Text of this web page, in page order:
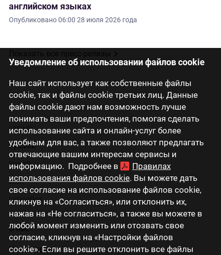
Уведомление об использовании файлов cookie
Наш сайт использует как собственные файлы
cookie, так и файлы cookie третьих лиц. Данные
файлы cookie дают нам возможность лучше
понимать ваши предпочтения, помогая сделать
использование сайта и онлайн-услуг более
удобным для вас, а также позволяют предлагать
отвечающие вашим интересам сервисы и
информацию. Подробнее в
Правилах
использования файлов cookie. Вы можете дать
свое согласие на использование файлов cookie,
кликнув на «Согласиться», или отклонить их,
нажав на «Не согласиться», а также вы можете в
любой момент изменить или отозвать свое
согласие, кликнув на «Настройки файлов
cookie». Если вы решите отклонить все файлы
английском языках
Опубликовано06:00 28 июля 2026 года
Latviski
Русский
English
Eesti
Lietuviškai
О нас
Инвесторам